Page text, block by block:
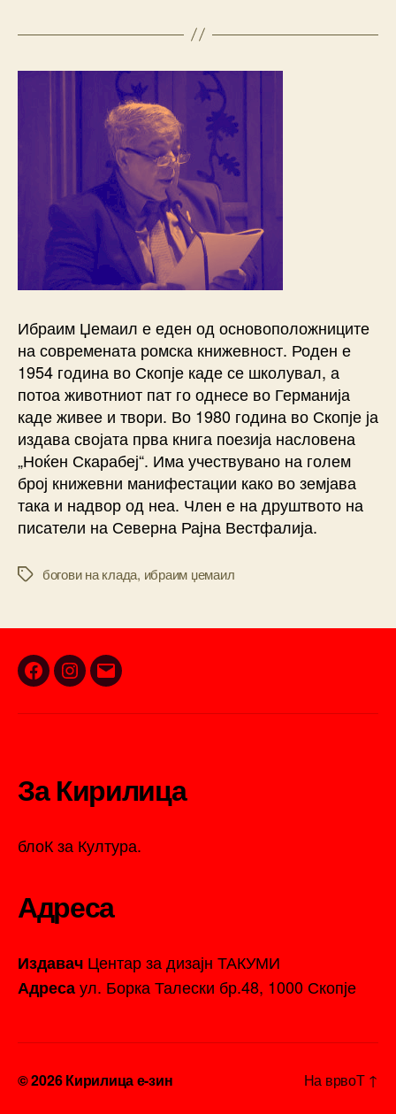
Ибраим Џемаил е еден од основоположниците
на современата ромска книжевност. Роден е
1954 година во Скопје каде се школувал, а
потоа животниот пат го однесе во Германија
каде живее и твори. Во 1980 година во Скопје ја
издава својата прва книга поезија насловена
„Ноќен Скарабеј“. Има учествувано на голем
број книжевни манифестации како во земјава
така и надвор од неа. Член е на друштвото на
писатели на Северна Рајна Вестфалија.
Tagsбогови на клада, ибраим џемаил
Facebook
Instagram
Email
За Кирилица
блоК за Култура.
Адреса
Издавач Центар за дизајн ТАКУМИ
Адресаул. Борка Талески бр.48, 1000 Скопје
© 2026Кирилица е-зин На врвоТ ↑